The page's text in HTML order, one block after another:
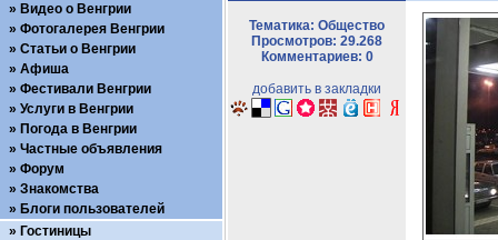
Тематика: Общество
Просмотров: 29.268
Комментариев: 0
добавить в закладки
Видео о Венгрии
Фотогалерея Венгрии
Статьи о Венгрии
Афиша
Фестивали Венгрии
Услуги в Венгрии
Погода в Венгрии
Частные объявления
Форум
Знакомства
Блоги пользователей
Гостиницы